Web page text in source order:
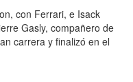
con Ferrari, e Isack
Gasly, compañero de
carrera y finalizó en el